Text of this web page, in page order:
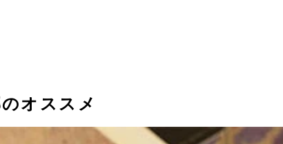
オススメ